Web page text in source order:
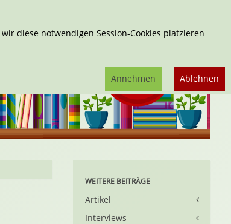
WEITERE BEITRÄGE
Artikel
Interviews
diese notwendigen Session-Cookies platzieren
Ablehnen
Annehmen